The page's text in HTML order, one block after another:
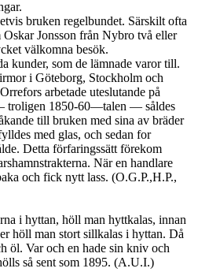
bruken regelbundet. Särskilt ofta
Jonsson från Nybro två eller
välkomna besök.
kunder, som de lämnade varor till.
i Göteborg, Stockholm och
arbetade uteslutande på
troligen 1850-60—talen — såldes
till bruken med sina av bräder
med glas, och sedan for
Detta förfaringssätt förekom
När en handlare
och fick nytt lass. (O.G.P.,H.P.,
i hyttan, höll man hyttkalas, innan
höll man stort sillkalas i hyttan. Då
öl. Var och en hade sin kniv och
så sent som 1895. (A.U.I.)